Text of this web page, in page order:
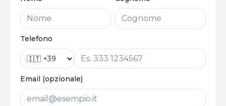
Telefono
Email (opzionale)